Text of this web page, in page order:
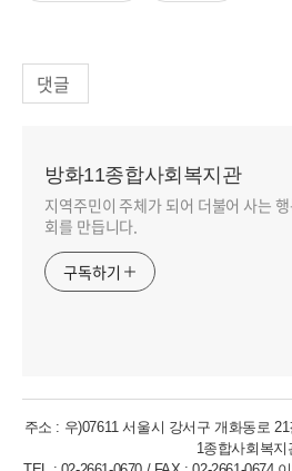
댓글
방화11종합사회복지관
지역주민이 주체가 되어 더불어 사는
회를 만듭니다.
구독하기
주소 : 우)07611 서울시 강서구 개화동로
1종합사회복지